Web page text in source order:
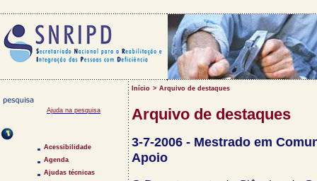
Início > Arquivo de destaques
Ajuda na pesquisa
Acessibilidade
Agenda
Ajudas técnicas
Arquivo de destaques
3-7-2006 - Mestrado em
Apoio